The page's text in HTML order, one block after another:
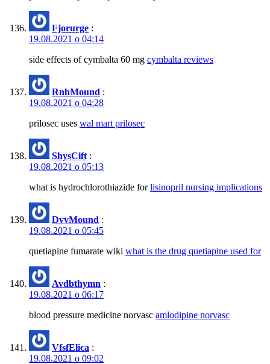
Fjorurge :
19.08.2021 о 04:14
side effects of cymbalta 60 mg cymbalta reviews
RnhMound :
19.08.2021 о 04:28
prilosec uses wal mart prilosec
ShysCift :
19.08.2021 о 05:13
what is hydrochlorothiazide forlisinopril nursing implications
DvvMound :
19.08.2021 о 05:45
quetiapine fumarate wiki what is the drug quetiapine used for
Avdbthymn :
19.08.2021 о 06:17
blood pressure medicine norvasc amlodipine norvasc
VfsfElica :
19.08.2021 о 09:02